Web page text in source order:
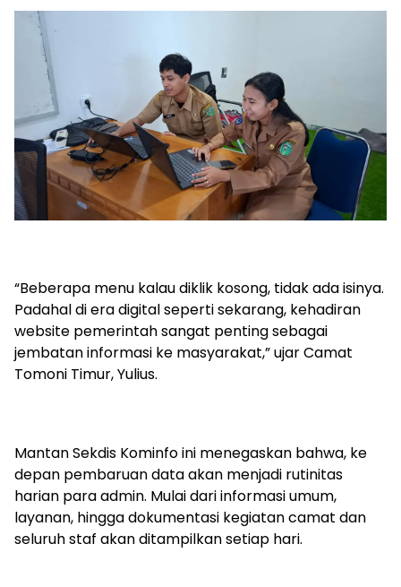
“Beberapa menu kalau diklik kosong, tidak ada isinya.
Padahal di era digital seperti sekarang, kehadiran
website pemerintah sangat penting sebagai
jembatan informasi ke masyarakat,” ujar Camat
Tomoni Timur, Yulius.
Mantan Sekdis Kominfo ini menegaskan bahwa, ke
depan pembaruan data akan menjadi rutinitas
harian para admin. Mulai dari informasi umum,
layanan, hingga dokumentasi kegiatan camat dan
seluruh staf akan ditampilkan setiap hari.